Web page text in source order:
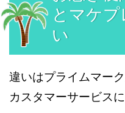
とマケ
い
違いはプライムマー
カスタマーサービス